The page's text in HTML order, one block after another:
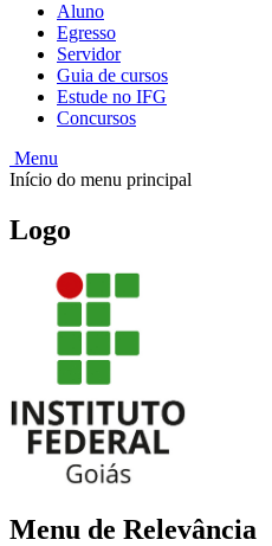
Aluno
Egresso
Servidor
Guia de cursos
Estude no IFG
Concursos
Menu
Início do menu principal
Logo
Menu de Relevância